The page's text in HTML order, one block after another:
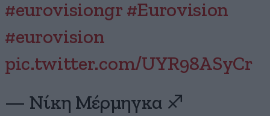
#eurovisiongr #Eurovision
#eurovision
pic.twitter.com/UYR98ASyCr
— Νίκη Μέρμηγκα ♐